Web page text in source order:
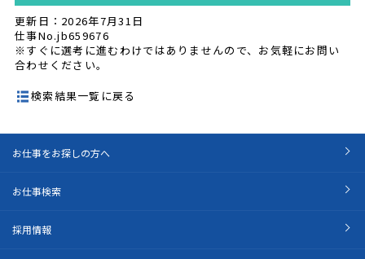
更新日：2026年7月31日
仕事No.jb659676
※すぐに選考に進むわけではありませんので、お気軽にお問い
合わせください。
検索結果一覧に戻る
お仕事をお探しの方へ
お仕事検索
採用情報